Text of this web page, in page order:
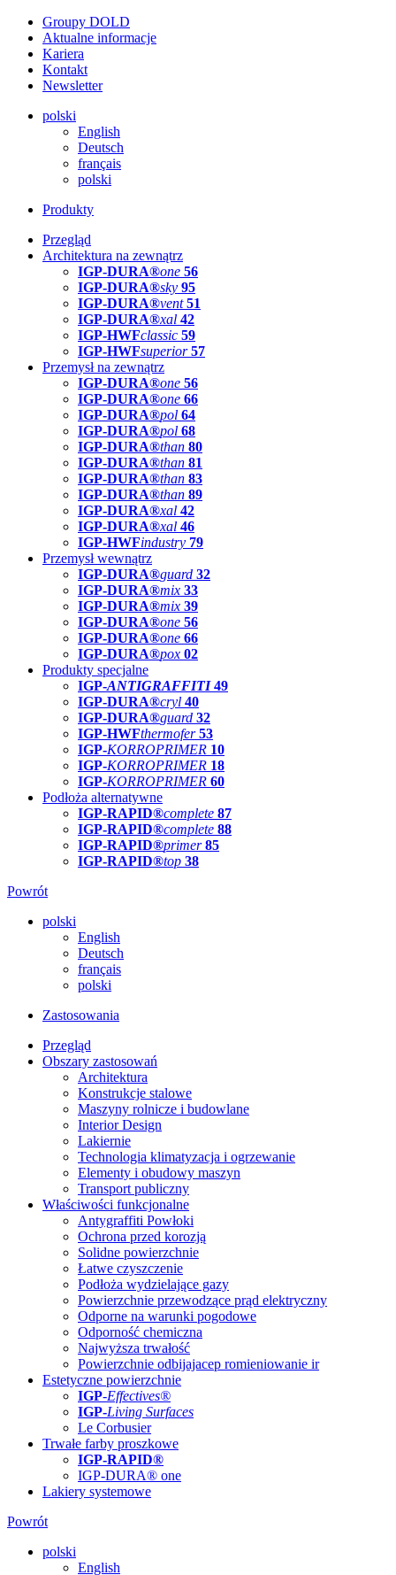
Groupy DOLD
Aktualne informacje
Kariera
Kontakt
Newsletter
polski
English
Deutsch
français
polski
Produkty
Przegląd
Architektura na zewnątrz
IGP-DURA®one 56
IGP-DURA®sky 95
IGP-DURA®vent 51
IGP-DURA®xal 42
IGP-HWFclassic 59
IGP-HWFsuperior 57
Przemysł na zewnątrz
IGP-DURA®one 56
IGP-DURA®one 66
IGP-DURA®pol 64
IGP-DURA®pol 68
IGP-DURA®than 80
IGP-DURA®than 81
IGP-DURA®than 83
IGP-DURA®than 89
IGP-DURA®xal 42
IGP-DURA®xal 46
IGP-HWFindustry 79
Przemysł wewnątrz
IGP-DURA®guard 32
IGP-DURA®mix 33
IGP-DURA®mix 39
IGP-DURA®one 56
IGP-DURA®one 66
IGP-DURA®pox 02
Produkty specjalne
IGP-ANTIGRAFFITI49
IGP-DURA®cryl 40
IGP-DURA®guard 32
IGP-HWFthermofer 53
IGP-KORROPRIMER 10
IGP-KORROPRIMER 18
IGP-KORROPRIMER 60
Podłoża alternatywne
IGP-RAPID®complete 87
IGP-RAPID®complete 88
IGP-RAPID®primer 85
IGP-RAPID®top 38
Powrót
polski
English
Deutsch
français
polski
Zastosowania
Przegląd
Obszary zastosowań
Architektura
Konstrukcje stalowe
Maszyny rolnicze i budowlane
Interior Design
Lakiernie
Technologia klimatyzacja i ogrzewanie
Elementy i obudowy maszyn
Transport publiczny
Właściwości funkcjonalne
Antygraffiti Powłoki
Ochrona przed korozją
Solidne powierzchnie
Łatwe czyszczenie
Podłoża wydzielające gazy
Powierzchnie przewodzące prąd elektryczny
Odporne na warunki pogodowe
Odporność chemiczna
Najwyższa trwałość
Powierzchnie odbijajacep romieniowanie ir
Estetyczne powierzchnie
IGP-Effectives®
IGP-Living Surfaces
Le Corbusier
Trwałe farby proszkowe
IGP-RAPID®
IGP-DURA® one
Lakiery systemowe
Powrót
polski
English